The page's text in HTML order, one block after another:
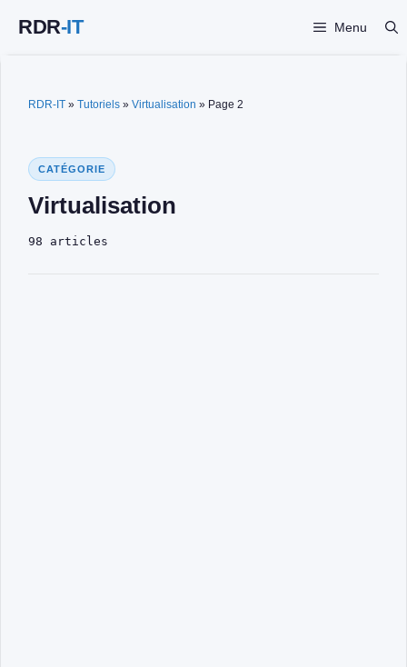
Menu
RDR-IT » Tutoriels » Virtualisation » Page 2
CATÉGORIE
Virtualisation
98 articles